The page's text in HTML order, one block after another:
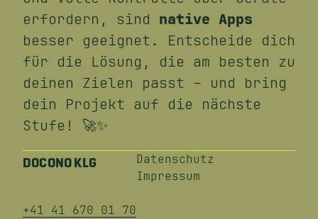
erfordern, sind native Apps
besser geeignet. Entscheide dich
für die Lösung, die am besten zu
deinen Zielen passt – und bring
dein Projekt auf die nächste
Stufe! 🚀✨
DOCONO KLG
+41 41 670 01 70
Datenschutz
Impressum